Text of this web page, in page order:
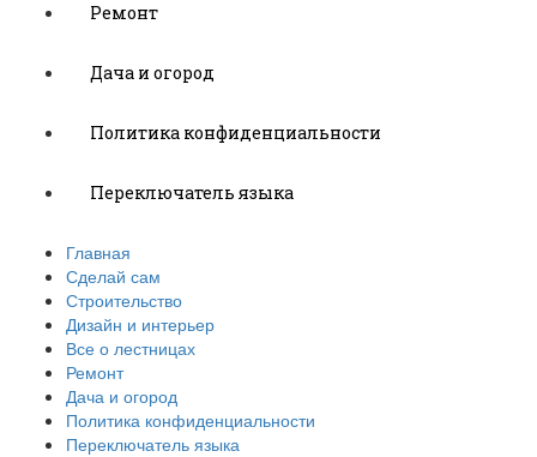
Ремонт
Дача и огород
Политика конфиденциальности
Переключатель языка
Главная
Сделай сам
Строительство
Дизайн и интерьер
Все о лестницах
Ремонт
Дача и огород
Политика конфиденциальности
Переключатель языка